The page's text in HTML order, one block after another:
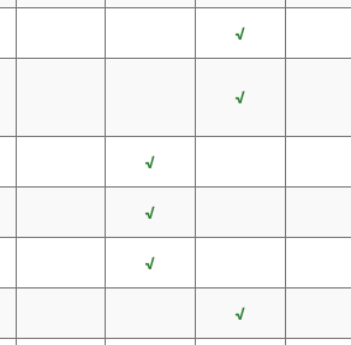
√
√
√
√
√
√